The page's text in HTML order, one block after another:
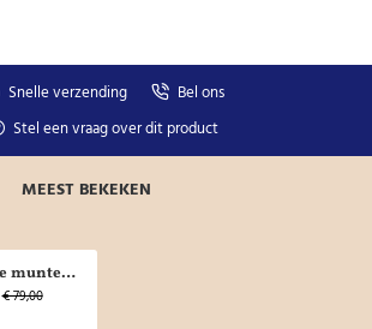
Snelle verzending
Bel ons
Stel een vraag over dit product
MEEST BEKEKEN
Griekse munten - Kassander opvolger van Alexander de Grote (JUN2365)
€ 79,00